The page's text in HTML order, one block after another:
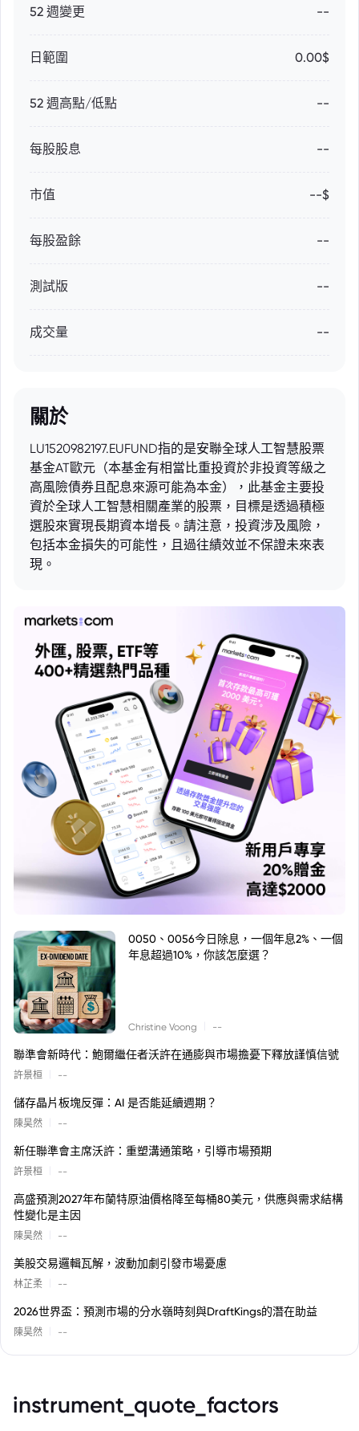
52 週變更 --
日範圍 0.00$
52 週高點/低點 --
每股股息 --
市值 --$
每股盈餘 --
測試版 --
成交量 --
關於
LU1520982197.EUFUND指的是安聯全球人工智慧股票
基金AT歐元（本基金有相當比重投資於非投資等級之
高風險債券且配息來源可能為本金），此基金主要投
資於全球人工智慧相關產業的股票，目標是透過積極
選股來實現長期資本增長。請注意，投資涉及風險，
包括本金損失的可能性，且過往績效並不保證未來表
現。
0050、0056今日除息，一個年息2%、一個
年息超過10%，你該怎麼選？
Christine Voong --
聯準會新時代：鮑爾繼任者沃許在通膨與市場擔憂下釋放謹慎信號
許景桓 --
儲存晶片板塊反彈：AI 是否能延續週期？
陳昊然 --
新任聯準會主席沃許：重塑溝通策略，引導市場預期
許景桓 --
高盛預測2027年布蘭特原油價格降至每桶80美元，供應與需求結構
性變化是主因
陳昊然 --
美股交易邏輯瓦解，波動加劇引發市場憂慮
林芷柔 --
2026世界盃：預測市場的分水嶺時刻與DraftKings的潛在助益
陳昊然 --
instrument_quote_factors